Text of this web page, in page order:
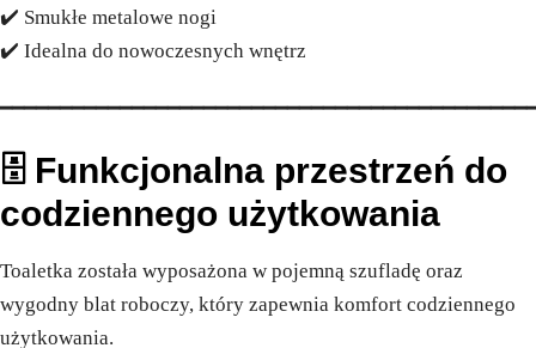
✔️ Smukłe metalowe nogi
✔️ Idealna do nowoczesnych wnętrz
🗄️ Funkcjonalna przestrzeń do
codziennego użytkowania
Toaletka została wyposażona w pojemną szufladę oraz
wygodny blat roboczy, który zapewnia komfort codziennego
użytkowania.